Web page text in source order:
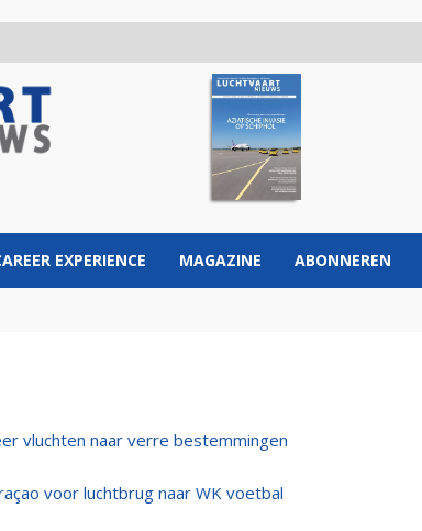
EXPERIENCE MAGAZINE ABONNEREN
vluchten naar verre bestemmingen
voor luchtbrug naar WK voetbal